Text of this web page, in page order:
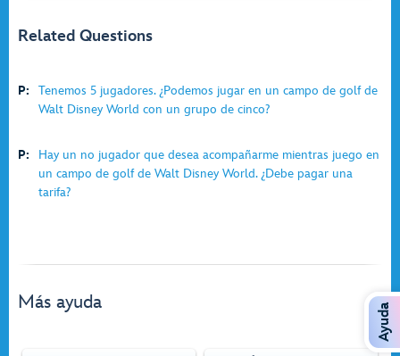
Related Questions
P:
Tenemos 5 jugadores. ¿Podemos jugar en un campo de golf de
Walt Disney World con un grupo de cinco?
P:
Hay un no jugador que desea acompañarme mientras juego en
un campo de golf de Walt Disney World. ¿Debe pagar una
tarifa?
Más ayuda
Ayuda